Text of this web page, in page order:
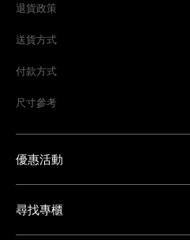
退貨政策
送貨方式
付款方式
尺寸參考
優惠活動
尋找專櫃